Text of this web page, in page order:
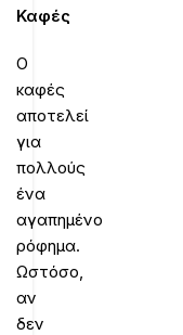
Καφές
Ο
καφές
αποτελεί
για
πολλούς
ένα
αγαπημένο
ρόφημα.
Ωστόσο,
αν
δεν